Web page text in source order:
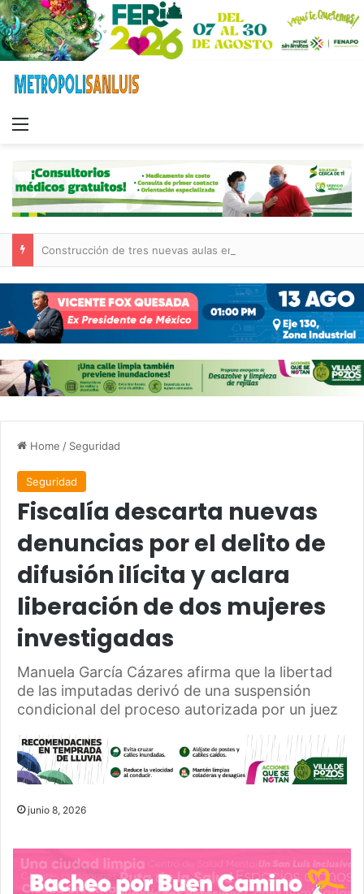
Home / Seguridad
Seguridad
Fiscalía descarta nuevas
denuncias por el delito de
difusión ilícita y aclara
liberación de dos mujeres
investigadas
Manuela García Cázares afirma que la libertad
de las imputadas derivó de una suspensión
condicional del proceso autorizada por un juez
junio 8, 2026